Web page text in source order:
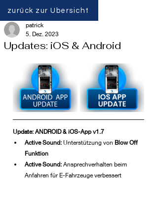
zurück zur Übersicht
Updates: iOS & Android
patrick
5. Dez. 2023
Update: ANDROID & iOS-App v1.7
Active Sound: Unterstützung von Blow Off
Funktion
Active Sound: Ansprechverhalten beim
Anfahren für E-Fahrzeuge verbessert